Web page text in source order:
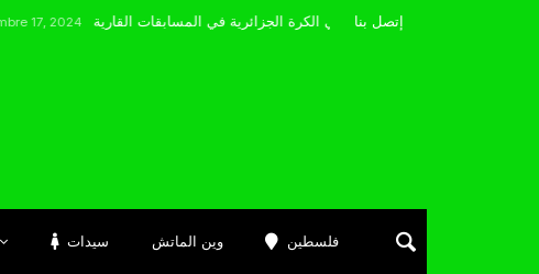
إتصل بنا
سيدات وين الماتش فلسطين